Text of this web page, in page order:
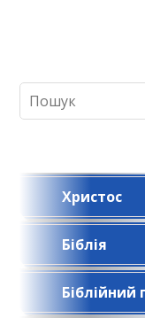
Христос
Біблія
Біблійний